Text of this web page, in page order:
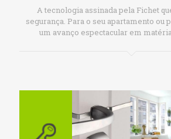
A tecnologia assinada pela Fichet
segurança. Para o seu apartamento ou
um avanço espectacular em